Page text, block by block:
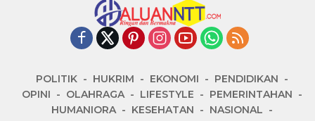
POLITIK HUKRIM EKONOMI
PENDIDIKAN
OPINI
OLAHRAGA LIFESTYLE
PEMERINTAHAN
HUMANIORA
KESEHATAN
NASIONAL